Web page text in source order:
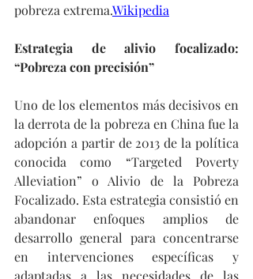
pobreza extrema.Wikipedia
Estrategia de alivio focalizado:
“Pobreza con precisión”
Uno de los elementos más decisivos en
la derrota de la pobreza en China fue la
adopción a partir de 2013 de la política
conocida como “Targeted Poverty
Alleviation” o Alivio de la Pobreza
Focalizado. Esta estrategia consistió en
abandonar enfoques amplios de
desarrollo general para concentrarse
en intervenciones específicas y
adaptadas a las necesidades de las